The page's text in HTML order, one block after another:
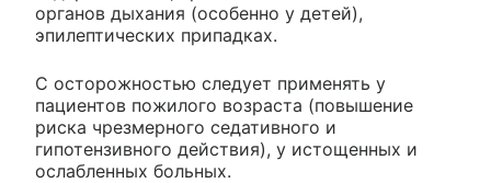
органов дыхания (особенно у детей),
эпилептических припадках.
С осторожностью следует применять у
пациентов пожилого возраста (повышение
риска чрезмерного седативного и
гипотензивного действия), у истощенных и
ослабленных больных.